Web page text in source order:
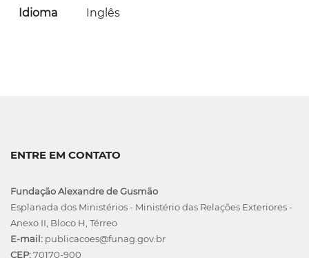
Idioma Inglês
ENTRE EM CONTATO
Fundação Alexandre de Gusmão
Esplanada dos Ministérios - Ministério das Relações Exteriores -
Anexo II, Bloco H, Térreo
E-mail: publicacoes@funag.gov.br
CEP:70170-900